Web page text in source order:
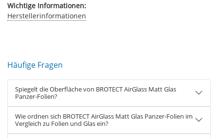
Wichtige Informationen:
Herstellerinformationen
Häufige Fragen
Spiegelt die Oberfläche von BROTECT AirGlass Matt Glas
Panzer-Folien?
Wie ordnen sich BROTECT AirGlass Matt Glas Panzer-Folien im
Vergleich zu Folien und Glas ein?